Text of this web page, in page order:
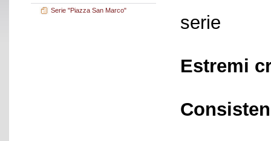
Serie "Piazza San Marco"
serie
Estremi